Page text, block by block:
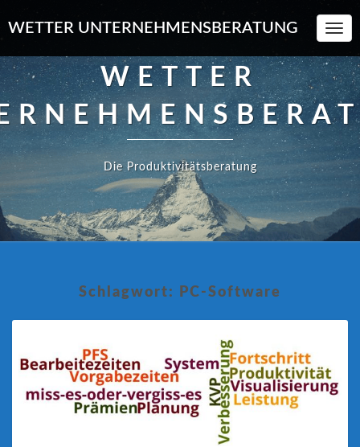
WETTER UNTERNEHMENSBERATUNG
WETTER
Die Produktivitätsberatung
Schlagwort: PC-Software